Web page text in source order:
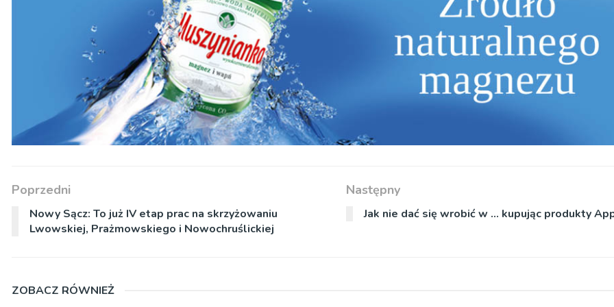
Poprzedni
Nowy Sącz: To już IV etap prac na skrzyżowaniu
Lwowskiej, Prażmowskiego i Nowochruślickiej
Następny
Jak nie dać się wrobić w … kupując produkty
ZOBACZ RÓWNIEŻ